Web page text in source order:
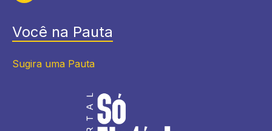
Você na Pauta
Sugira uma Pauta